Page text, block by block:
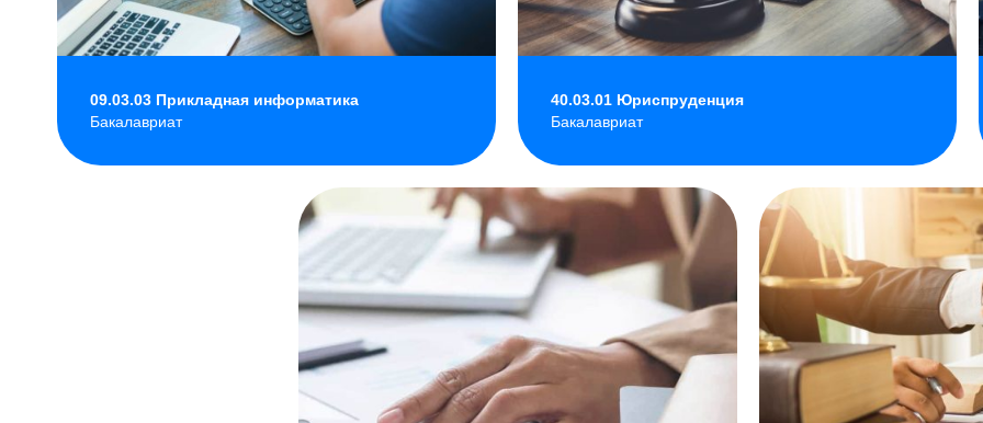
09.03.03 Прикладная информатика
Бакалавриат
40.03.01 Юриспруденция
Бакалавриат